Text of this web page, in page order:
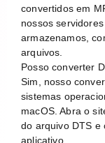
convertidos em
nossos
armazenamos,
arquivos.
Posso converter
Sim, nosso
sistemas
macOS. Abra o
do arquivo DTS e
aplicativo.